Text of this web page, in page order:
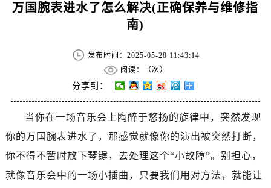
万国腕表进水了怎么解决(正确保养与维修指
南)
发布时间：2025-05-28 11:43:14
阅读：（次）
分享到：
当你在一场音乐会上陶醉于悠扬的旋律中，突然发现
你的万国腕表进水了，那感觉就像你的演出被突然打断，
你不得不暂时放下琴键，去处理这个“小故障”。别担心，
就像音乐会中的一场小插曲，只要我们用对方法，就能让